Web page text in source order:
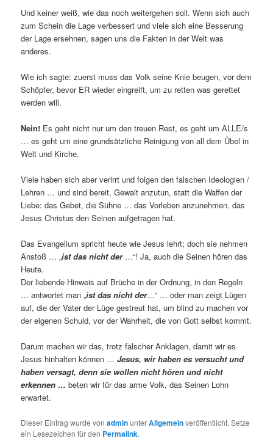
Und keiner weiß, wie das noch weitergehen soll. Wenn sich auch
zum Schein die Lage verbessert und viele sich eine Besserung
der Lage ersehnen, sagen uns die Fakten in der Welt was
anderes.
Wie ich sagte: zuerst muss das Volk seine Knie beugen, vor dem
Schöpfer, bevor ER wieder eingreift, um zu retten was gerettet
werden will.
Nein! Es geht nicht nur um den treuen Rest, es geht um ALLE/s
… es geht um eine grundsätzliche Reinigung von all dem Übel in
Welt und Kirche.
Viele haben sich aber verirrt und folgen den falschen Ideologien /
Lehren … und sind bereit, Gewalt anzutun, statt die Waffen der
Liebe: das Gebet, die Sühne … das Vorleben anzunehmen, das
Jesus Christus den Seinen aufgetragen hat.
Das Evangelium spricht heute wie Jesus lehrt; doch sie nehmen
Anstoß … „ist das nicht der…“! Ja, auch die Seinen hören das
Heute.
Der liebende Hinweis auf Brüche in der Ordnung, in den Regeln
… antwortet man „ist das nicht der…“ … oder man zeigt Lügen
auf, die der Vater der Lüge gestreut hat, um blind zu machen vor
der eigenen Schuld, vor der Wahrheit, die von Gott selbst kommt.
Darum machen wir das, trotz falscher Anklagen, damit wir es
Jesus hinhalten können …Jesus, wir haben es versucht und
haben versagt, denn sie wollen nicht hören und nicht
erkennen …beten wir für das arme Volk, das Seinen Lohn
erwartet.
Dieser Eintrag wurde vonadminunterAllgemeinveröffentlicht. Setze
ein Lesezeichen für den Permalink.